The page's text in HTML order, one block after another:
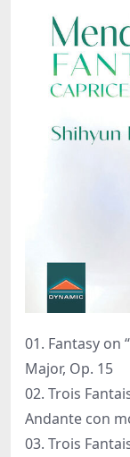
01. Fantasy on
Major, Op. 15
02. Trois
Andante con
03. Trois